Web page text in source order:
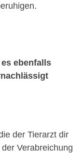
ebenfalls
der Tierarzt dir
Verabreichung